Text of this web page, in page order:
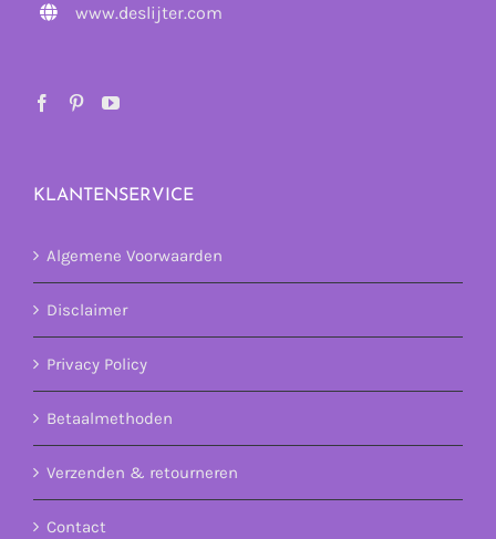
www.deslijter.com
KLANTENSERVICE
Algemene Voorwaarden
Disclaimer
Privacy Policy
Betaalmethoden
Verzenden & retourneren
Contact